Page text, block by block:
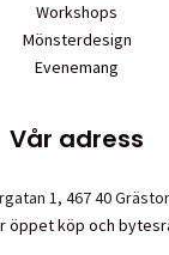
Workshops
Mönsterdesign
Evenemang
Vår adress
1, 467 40
öppet köp och